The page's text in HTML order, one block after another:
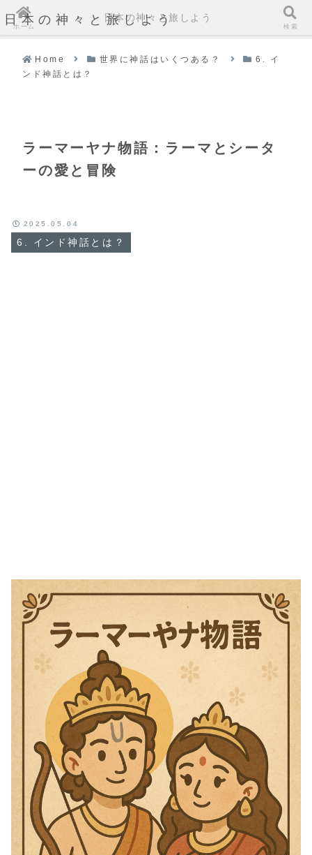
日本の神々と旅しよう
Home 世界に神話はいくつある？
6. イ
ンド神話とは？
ラーマーヤナ物語：ラーマとシータ
ーの愛と冒険
6. インド神話とは？
2025.05.04
ホーム
日本の神々と旅しよう
検索